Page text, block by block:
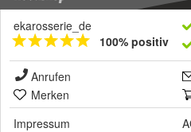
ekarosserie_de
100% positiv
Anrufen
Merken
Impressum